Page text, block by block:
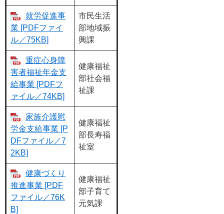
就労促進事
業 [PDFファイ
ル／75KB]
市民生活
部地域振
興課
重症心身障
害者福祉年金支
給事業 [PDFフ
ァイル／74KB]
健康福祉
部社会福
祉課
家族介護慰
労金支給事業 [P
DFファイル／7
2KB]
健康福祉
部長寿福
祉室
健康づくり
推進事業 [PDF
ファイル／76K
B]
健康福祉
部子育て
元気課